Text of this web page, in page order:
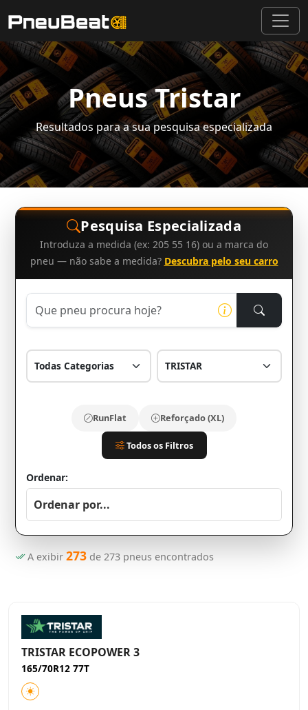
Pneus Tristar
Resultados para a sua pesquisa especializada
Pesquisa Especializada
Introduza a medida (ex: 205 55 16) ou a marca do
pneu — não sabe a medida? Descubra pelo seu carro
RunFlat Reforçado (XL)
Todos os Filtros
Ordenar:
A exibir 273 de 273 pneus encontrados
TRISTAR ECOPOWER 3
165/70R12 77T